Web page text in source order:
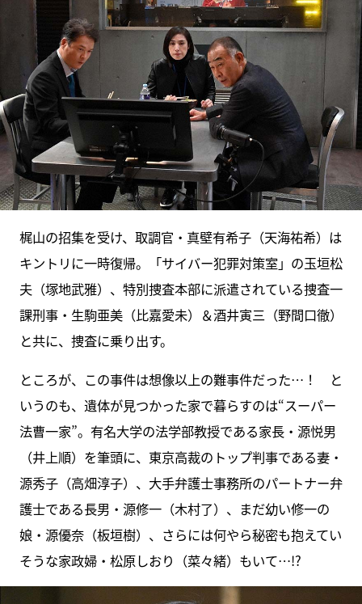
梶山の招集を受け、取調官・真壁有希子（天海祐希）は
キントリに一時復帰。「サイバー犯罪対策室」の玉垣松
夫（塚地武雅）、特別捜査本部に派遣されている捜査一
課刑事・生駒亜美（比嘉愛未）＆酒井寅三（野間口徹）
と共に、捜査に乗り出す。
ところが、この事件は想像以上の難事件だった…！ と
いうのも、遺体が見つかった家で暮らすのは“スーパー
法曹一家”。有名大学の法学部教授である家長・源悦男
（井上順）を筆頭に、東京高裁のトップ判事である妻・
源秀子（高畑淳子）、大手弁護士事務所のパートナー弁
護士である長男・源修一（木村了）、まだ幼い修一の
娘・源優奈（板垣樹）、さらには何やら秘密も抱えてい
そうな家政婦・松原しおり（菜々緒）もいて…!?